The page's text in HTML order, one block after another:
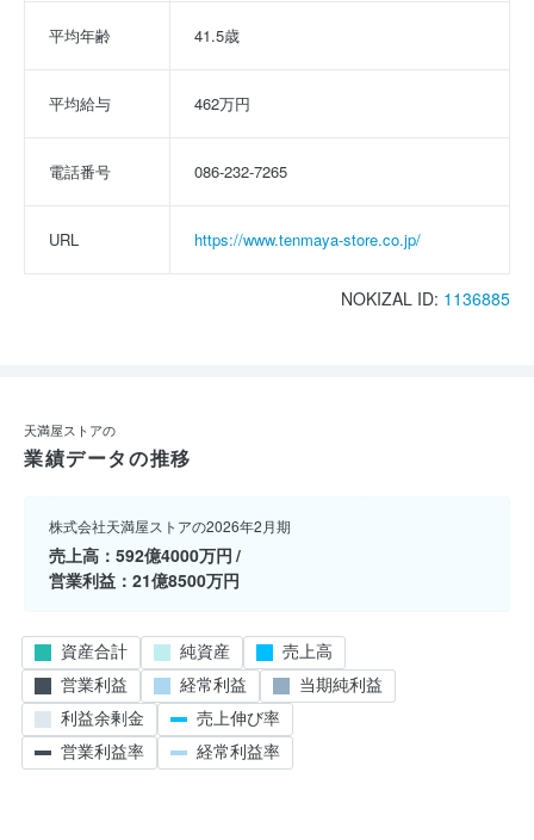
平均年齢 41.5歳
平均給与 462万円
電話番号 086-232-7265
URL https://www.tenmaya-store.co.jp/
NOKIZAL ID: 1136885
天満屋ストアの
業績データの推移
株式会社天満屋ストアの2026年2月期
売上高
592億4000万円
営業利益
21億8500万円
資産合計 純資産
売上高
営業利益
経常利益
当期純利益
利益余剰金
売上伸び率
営業利益率
経常利益率